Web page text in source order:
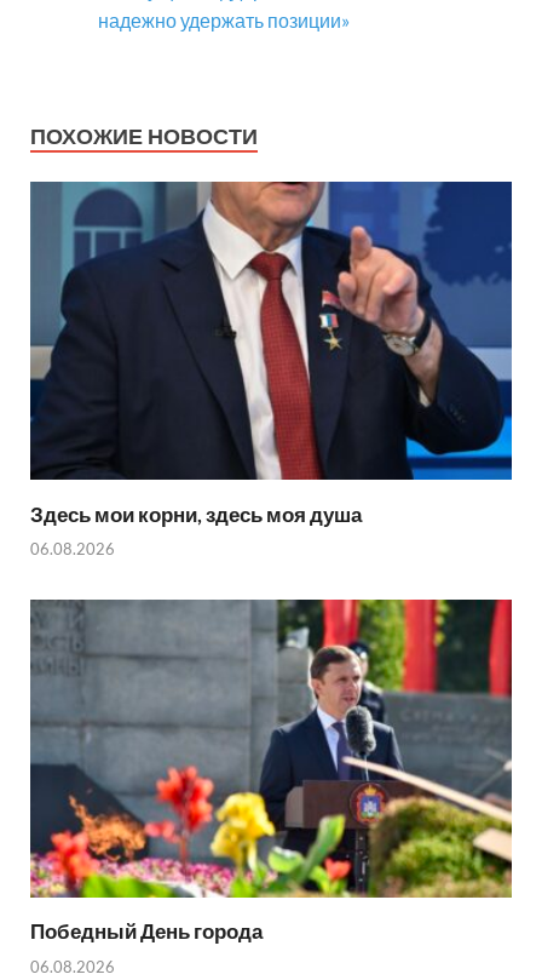
надежно удержать позиции»
ПОХОЖИЕ НОВОСТИ
Здесь мои корни, здесь моя душа
06.08.2026
Победный День города
06.08.2026